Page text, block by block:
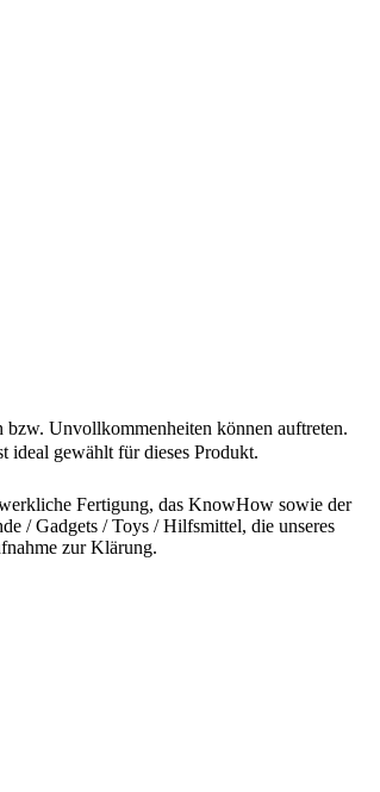
Unvollkommenheiten können auftreten.
ideal gewählt für dieses Produkt.
Fertigung, das KnowHow sowie der
/ Gadgets / Toys / Hilfsmittel, die unseres
zur Klärung.